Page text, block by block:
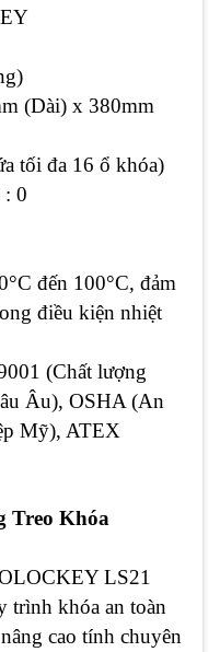
(Dài) x 380mm
tối đa 16 ổ khóa)
: 0
đến 100°C, đảm
điều kiện nhiệt
(Chất lượng
Âu), OSHA (An
Mỹ), ATEX
Treo Khóa
LS21
trình khóa an toàn
cao tính chuyên